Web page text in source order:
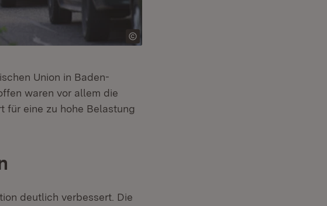
Union in Baden-
waren vor allem die
für eine zu hohe Belastung
deutlich verbessert. Die